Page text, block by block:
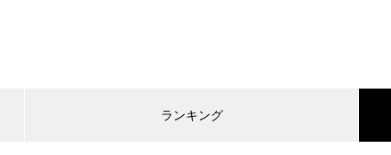
ランキング